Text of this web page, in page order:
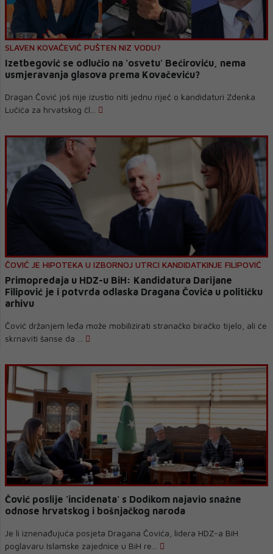
SLAVEN KOVAČEVIĆ PUŠTEN NIZ VODU?
Izetbegović se odlučio na 'osvetu' Bećiroviću, nema
usmjeravanja glasova prema Kovačeviću?
Dragan Čović još nije izustio niti jednu riječ o kandidaturi Zdenka
Lučića za hrvatskog čl...
ČOVIĆ JE HIPOTEKA U IZBORNOJ UTRCI KANDIDATKINJE FILIPOVIĆ
Primopredaja u HDZ-u BiH: Kandidatura Darijane
Filipović je i potvrda odlaska Dragana Čovića u političku
arhivu
Čović držanjem leđa može mobilizirati stranačko biračko tijelo, ali će
skrnaviti šanse da ...
Čović poslije 'incidenata' s Dodikom najavio snažne
odnose hrvatskog i bošnjačkog naroda
Je li iznenađujuća posjeta Dragana Čovića, lidera HDZ-a BiH
poglavaru Islamske zajednice u BiH re...